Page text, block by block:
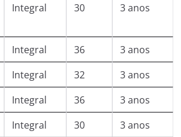
Integral 30 3 anos
Integral 36
3 anos
Integral 32
3 anos
Integral 36
3 anos
Integral 30
3 anos